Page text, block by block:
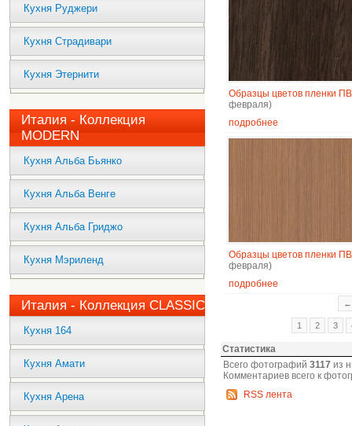
Кухня Руджери
Кухня Страдивари
Кухня Этернити
Италия - Коллекция
MODERN
Кухня Альба Бьянко
Кухня Альба Венге
Кухня Альба Гриджо
Кухня Мэриленд
Италия - Коллекция CLASSIC
Кухня 164
Кухня Амати
Кухня Арена
Образцы цветов пленки
февраля)
подробнее
Образцы цветов пленки
февраля)
подробнее
←
1 2 3
Статистика
Всего фотографий 3117 из
Комментариев всего к
RSS лента